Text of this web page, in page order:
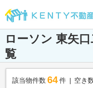
ローソン 東矢
覧
該当物件数 64件 空き